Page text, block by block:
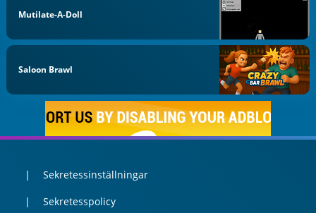
Mutilate-A-Doll
Saloon Brawl
Sekretessinställningar
Sekretesspolicy